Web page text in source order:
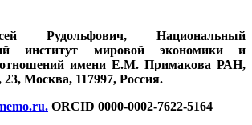
Рудольфович, Национальный
институт мировой экономики и
имени Е.М. Примакова РАН,
Москва, 117997, Россия.
. ORCID 0000-0002-7622-5164